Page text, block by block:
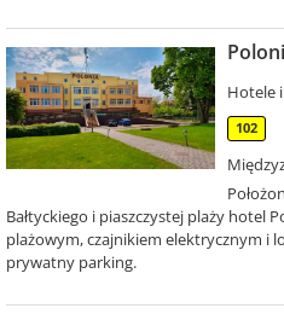
Hotele
102
Bałtyckiego i piaszczystej plaży hotel
plażowym, czajnikiem elektrycznym i
prywatny parking.